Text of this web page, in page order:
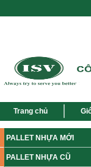
Trang chủ
PALLET NHỰA MỚI
PALLET NHỰA CŨ